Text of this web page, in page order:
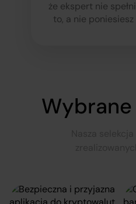
że ekspert nie
to, a nie